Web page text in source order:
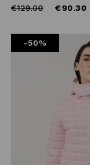
Price
€129.00to €90.30
-50%